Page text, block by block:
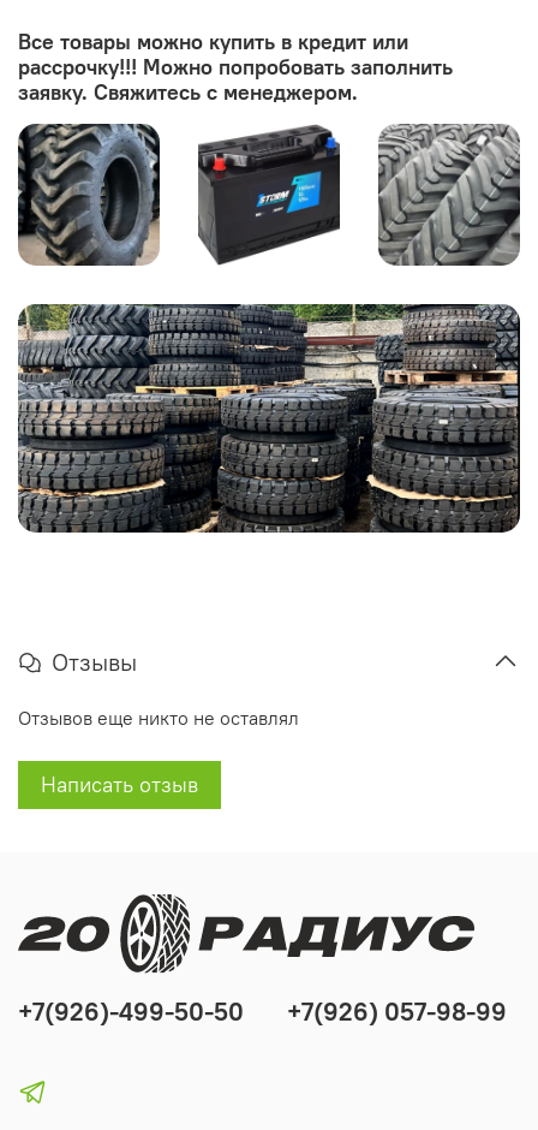
Все товары можно купить в кредит или
рассрочку!!! Можно попробовать заполнить
заявку. Свяжитесь с менеджером.
Отзывы
Отзывов еще никто не оставлял
Написать отзыв
+7(926)-499-50-50 +7(926) 057-98-99